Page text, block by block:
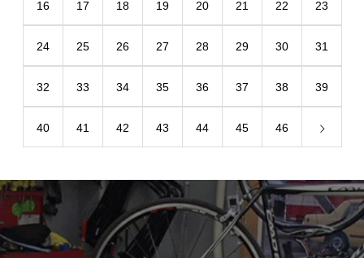
16 17 18 19 20 21 22 23
24 25 26 27 28 29 30 31
32 33 34 35 36 37 38 39
40 41 42 43 44 45 46